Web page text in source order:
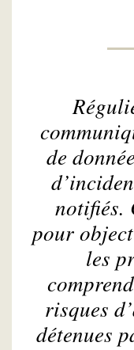
de
notifiés.
pour
les
risques
détenues